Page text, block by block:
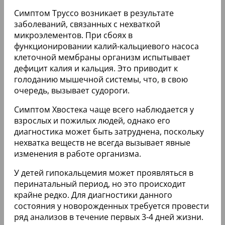
Симптом Труссо возникает в результате
заболеваний, связанных с нехваткой
микроэлементов. При сбоях в
функционировании калий-кальциевого насоса
клеточной мембраны организм испытывает
дефицит калия и кальция. Это приводит к
голоданию мышечной системы, что, в свою
очередь, вызывает судороги.
Симптом Хвостека чаще всего наблюдается у
взрослых и пожилых людей, однако его
диагностика может быть затруднена, поскольку
нехватка веществ не всегда вызывает явные
изменения в работе организма.
У детей гипокальцемия может проявляться в
перинатальный период, но это происходит
крайне редко. Для диагностики данного
состояния у новорожденных требуется провести
ряд анализов в течение первых 3-4 дней жизни.